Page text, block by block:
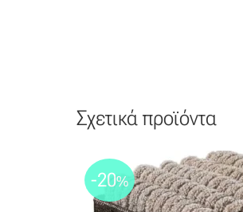
Σχετικά προϊόντα
-20%